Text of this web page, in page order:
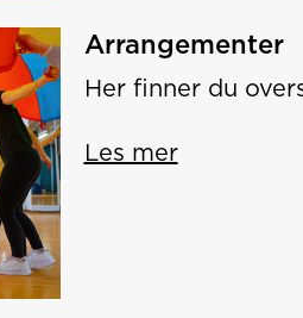
Arrangementer
Her finner du
Les mer